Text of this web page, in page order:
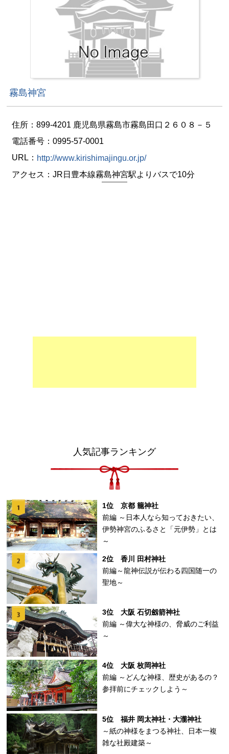
霧島神宮
住所：899-4201 鹿児島県霧島市霧島田口２６０８－５
電話番号：0995-57-0001
URL： http://www.kirishimajingu.or.jp/
アクセス：JR日豊本線霧島神宮駅よりバスで10分
人気記事ランキング
1位 京都 籠神社
前編 ～日本人なら知っておきたい、
伊勢神宮のふるさと「元伊勢」とは
～
2位 香川 田村神社
前編～龍神伝説が伝わる四国随一の
聖地～
3位 大阪 石切劔箭神社
前編 ～偉大な神様の、脅威のご利益
～
4位 大阪 枚岡神社
前編 ～どんな神様、歴史があるの？
参拝前にチェックしよう～
5位 福井 岡太神社・大瀧神社
～紙の神様をまつる神社、日本一複
雑な社殿建築～